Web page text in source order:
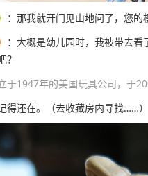
：那我就开门见山地问了，您的
：大概是幼儿园时，我被带去
？
于1947年的美国玩具公司，于
得还在。（去收藏房内寻找……）